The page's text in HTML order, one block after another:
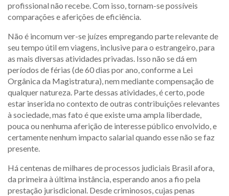
profissional não recebe. Com isso, tornam-se possíveis
comparações e aferições de eficiência.
Não é incomum ver-se juízes empregando parte relevante de
seu tempo útil em viagens, inclusive para o estrangeiro, para
as mais diversas atividades privadas. Isso não se dá em
períodos de férias (de 60 dias por ano, conforme a Lei
Orgânica da Magistratura), nem mediante compensação de
qualquer natureza. Parte dessas atividades, é certo, pode
estar inserida no contexto de outras contribuições relevantes
à sociedade, mas fato é que existe uma ampla liberdade,
pouca ou nenhuma aferição de interesse público envolvido, e
certamente nenhum impacto salarial quando esse não se faz
presente.
Há centenas de milhares de processos judiciais Brasil afora,
da primeira à última instância, esperando anos a fio pela
prestação jurisdicional. Desde criminosos, cujas penas